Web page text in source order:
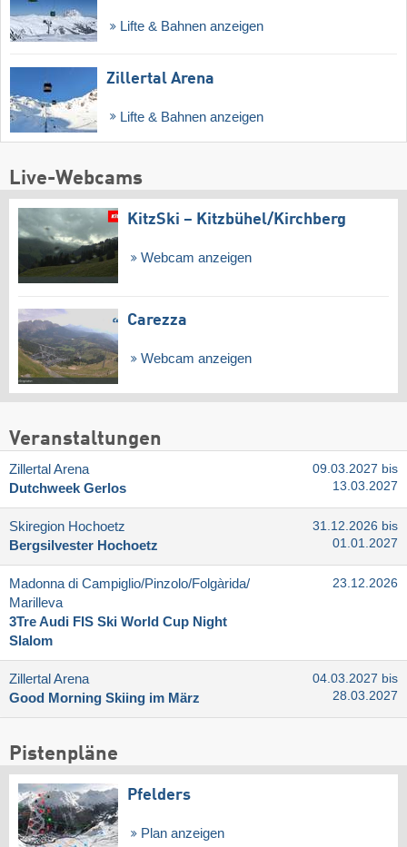
Lifte & Bahnen anzeigen
Zillertal Arena
Lifte & Bahnen anzeigen
Live-Webcams
KitzSki – Kitzbühel/​Kirchberg
Webcam anzeigen
Carezza
Webcam anzeigen
Veranstaltungen
Zillertal Arena
Dutchweek Gerlos
09.03.2027 bis
13.03.2027
Skiregion Hochoetz
Bergsilvester Hochoetz
31.12.2026 bis
01.01.2027
Madonna di Campiglio/​Pinzolo/​Folgàrida/​
Marilleva
3Tre Audi FIS Ski World Cup Night
Slalom
23.12.2026
Zillertal Arena
Good Morning Skiing im März
04.03.2027 bis
28.03.2027
Pistenpläne
Pfelders
Plan anzeigen